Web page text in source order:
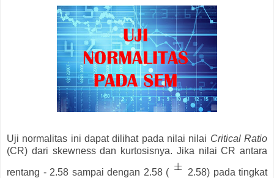
Uji normalitas ini dapat dilihat pada nilai nilai Critical Ratio
(CR) dari skewness dan kurtosisnya. Jika nilai CR antara
rentang - 2.58 sampai dengan 2.58 (
2.58) pada tingkat